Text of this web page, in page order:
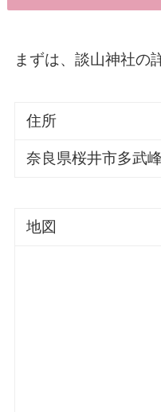
まずは、談山神社の
住所
奈良県桜井市多武
地図